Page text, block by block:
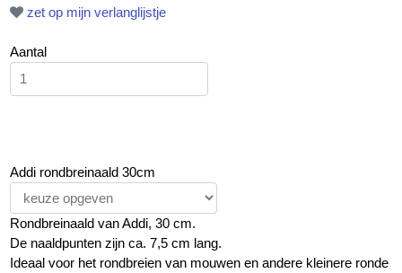
zet op mijn verlanglijstje
Aantal
Addi rondbreinaald 30cm
Rondbreinaald van Addi, 30 cm.
De naaldpunten zijn ca. 7,5 cm lang.
Ideaal voor het rondbreien van mouwen en andere kleinere ronde